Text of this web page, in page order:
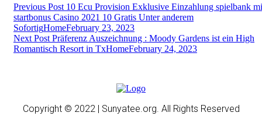
Post
navigation
Previous Post 10 Ecu Provision Exklusive Einzahlung spielbank
startbonus Casino 2021 10 Gratis Unter anderem
SofortigHomeFebruary 23, 2023
Next Post Präferenz Auszeichnung : Moody Gardens ist ein High
Romantisch Resort in TxHomeFebruary 24, 2023
Copyright © 2022 | Sunyatee.org. All Rights Reserved